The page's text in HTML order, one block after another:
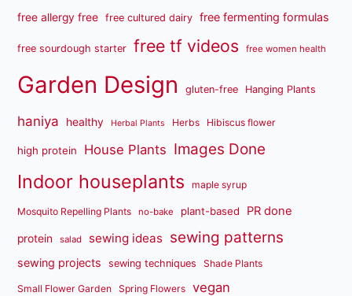
free allergy free free cultured dairy free fermenting formulas
free sourdough starter free tf videos free women health
Garden Design gluten-free Hanging Plants
haniya healthy Herbal Plants Herbs Hibiscus flower
high protein House Plants Images Done
Indoor houseplants maple syrup
Mosquito Repelling Plants no-bake plant-based PR done
protein salad sewing ideas sewing patterns
sewing projects sewing techniques Shade Plants
Small Flower Garden Spring Flowers vegan